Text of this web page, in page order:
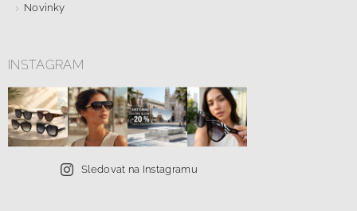
Novinky
INSTAGRAM
Sledovat na Instagramu